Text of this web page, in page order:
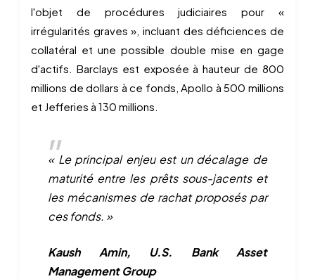
l'objet de procédures judiciaires pour «
irrégularités graves », incluant des déficiences de
collatéral et une possible double mise en gage
d'actifs. Barclays est exposée à hauteur de 800
millions de dollars à ce fonds, Apollo à 500 millions
et Jefferies à 130 millions.
« Le principal enjeu est un décalage de
maturité entre les prêts sous-jacents et
les mécanismes de rachat proposés par
ces fonds. »
Kaush Amin, U.S. Bank Asset
Management Group